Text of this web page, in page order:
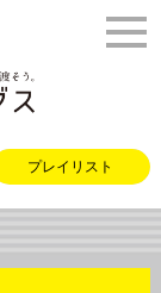
プレイリスト